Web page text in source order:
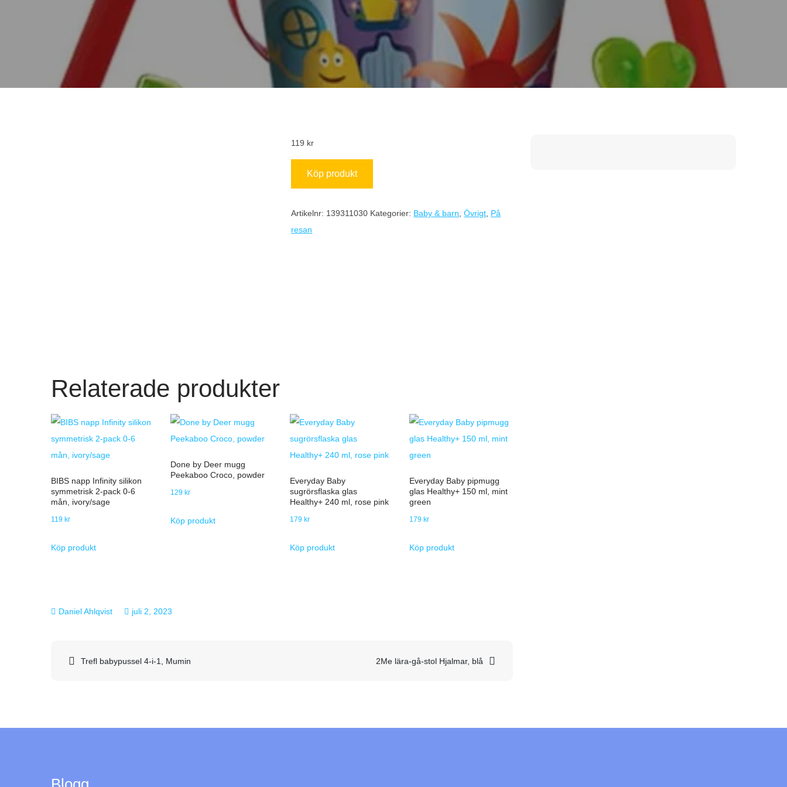
119 kr
Köp produkt
Artikelnr: 139311030 Kategorier: Baby & barn ,Övrigt På
resan
Relaterade produkter
BIBS napp Infinity silikon
symmetrisk 2-pack 0-6
mån, ivory/sage
119 kr
Köp produkt
Done by Deer mugg
Peekaboo Croco, powder
129 kr
Köp produkt
Everyday Baby
sugrörsflaska glas
Healthy+ 240 ml, rose pink
179 kr
Köp produkt
Everyday Baby pipmugg
glas Healthy+ 150 ml, mint
green
179 kr
Köp produkt
juli 2, 2023
Inläggsnavigering
Trefl babypussel 4-i-1, Mumin 2Me lära-gå-stol Hjalmar, blå